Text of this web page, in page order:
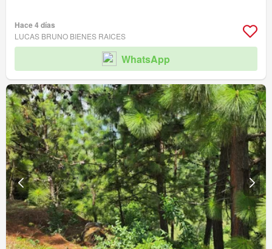
Hace 4 días
LUCAS BRUNO BIENES RAICES
WhatsApp